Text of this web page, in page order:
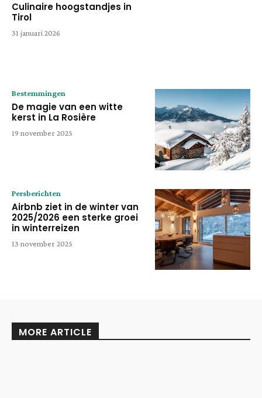
Culinaire hoogstandjes in
Tirol
31 januari 2026
Bestemmingen
De magie van een witte
kerst in La Rosière
19 november 2025
Persberichten
Airbnb ziet in de winter van
2025/2026 een sterke groei
in winterreizen
13 november 2025
MORE ARTICLE